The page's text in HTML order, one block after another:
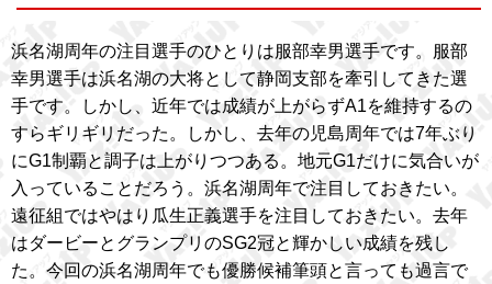
浜名湖周年の注目選手のひとりは服部幸男選手です。服部
幸男選手は浜名湖の大将として静岡支部を牽引してきた選
手です。しかし、近年では成績が上がらずA1を維持するの
すらギリギリだった。しかし、去年の児島周年では7年ぶり
にG1制覇と調子は上がりつつある。地元G1だけに気合いが
入っていることだろう。浜名湖周年で注目しておきたい。
遠征組ではやはり瓜生正義選手を注目しておきたい。去年
はダービーとグランプリのSG2冠と輝かしい成績を残し
た。今回の浜名湖周年でも優勝候補筆頭と言っても過言で